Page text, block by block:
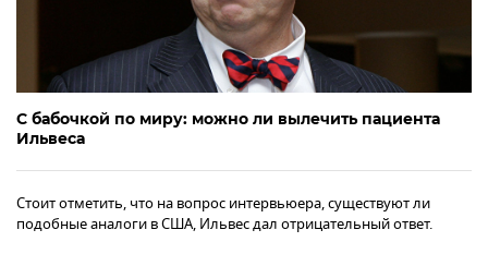
С бабочкой по миру: можно ли вылечить пациента
Ильвеса
Стоит отметить, что на вопрос интервьюера, существуют ли
подобные аналоги в США, Ильвес дал отрицательный ответ.